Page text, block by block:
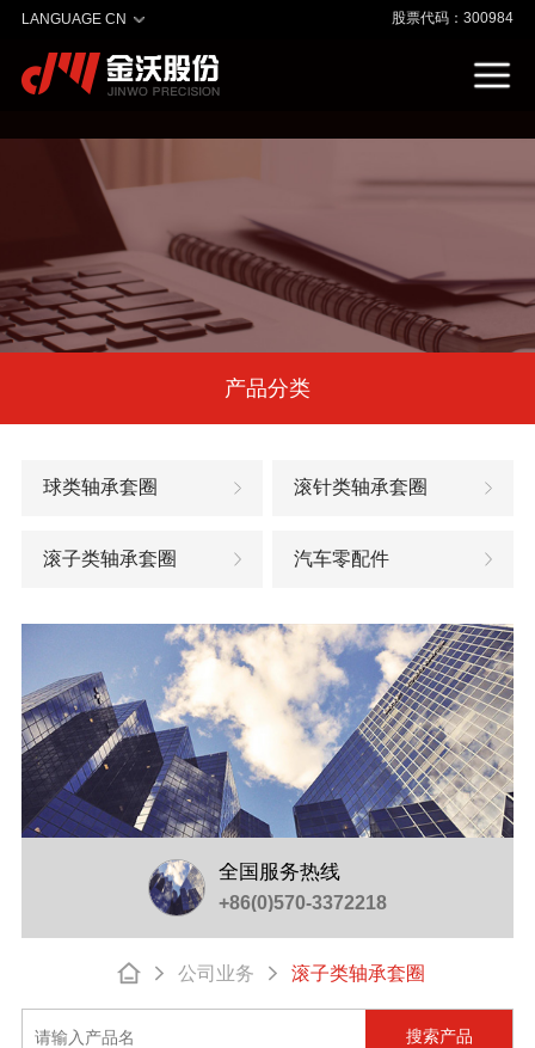
LANGUAGE CN 股票代码：300984
产品分类
球类轴承套圈 滚针类轴承套圈
滚子类轴承套圈 汽车零配件
全国服务热线
+86(0)570-3372218
公司业务 滚子类轴承套圈
搜索产品